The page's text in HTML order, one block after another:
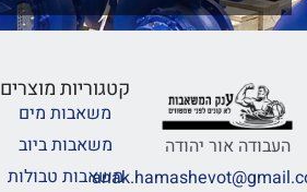
העבודה אור יהודה
קטגוריות מוצרים
משאבות מים
משאבות ביוב
משאבות טבולות